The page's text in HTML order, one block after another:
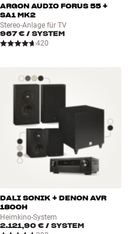
ARGON AUDIO FORUS 55 +
SA1 MK2
Stereo-Anlage für TV
967 € / SYSTEM
420
DALI SONIK + DENON AVR
1800H
Heimkino-System
2.121,90 € / SYSTEM